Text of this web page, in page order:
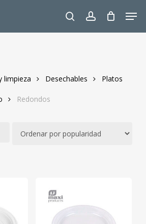
searchaccount
limpieza Desechables Platos
Redondos
Close
Filters